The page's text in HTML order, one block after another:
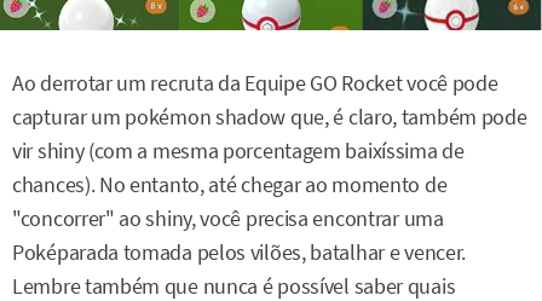
Ao derrotar um recruta da Equipe GO Rocket você pode
capturar um pokémon shadow que, é claro, também pode
vir shiny (com a mesma porcentagem baixíssima de
chances). No entanto, até chegar ao momento de
"concorrer" ao shiny, você precisa encontrar uma
Poképarada tomada pelos vilões, batalhar e vencer.
Lembre também que nunca é possível saber quais